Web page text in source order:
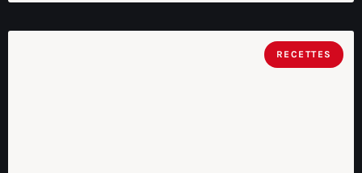
RECETTES